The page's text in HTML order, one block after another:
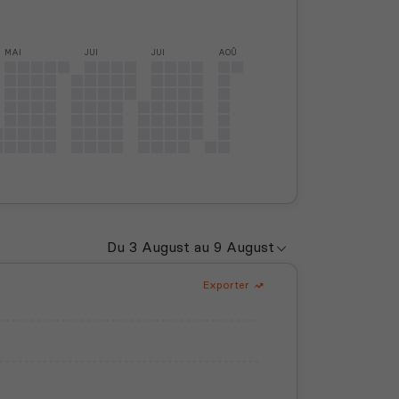
MAI JUI JUI AOÛ
Exporter